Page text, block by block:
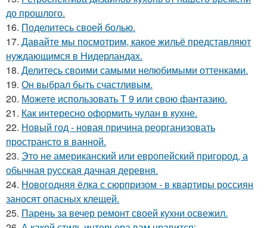
до прошлого.
16. Поделитесь своей болью.
17. Давайте мы посмотрим, какое жильё представляют
нуждающимся в Нидерландах.
18. Делитесь своими самыми нелюбимыми оттенками.
19. Он выбрал быть счастливым.
20. Можете использовать Т 9 или свою фантазию.
21. Как интересно оформить чулан в кухне.
22. Новый год - новая причина реорганизовать
пространсто в ванной.
23. Это не американский или европейский пригород, а
обычная русская дачная деревня.
24. Новогодняя ёлка с сюрпризом - в квартиры россиян
заносят опасных клещей.
25. Парень за вечер ремонт своей кухни освежил.